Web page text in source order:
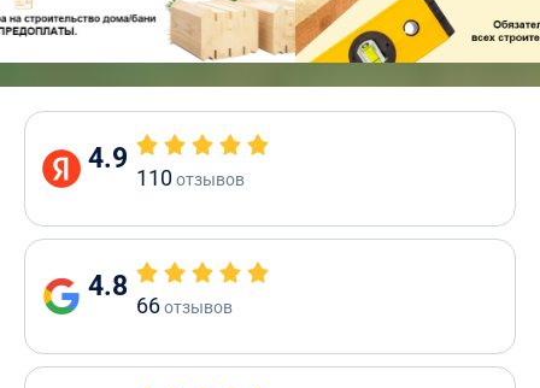
4.9
110отзывов
4.8
66отзывов